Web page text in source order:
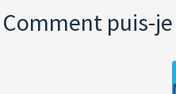
Comment puis-